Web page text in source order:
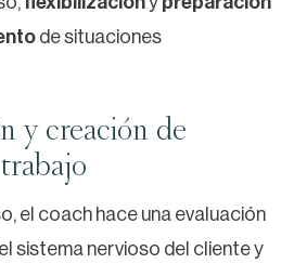
de situaciones
y creación de
el coach hace una evaluación
sistema nervioso del cliente y